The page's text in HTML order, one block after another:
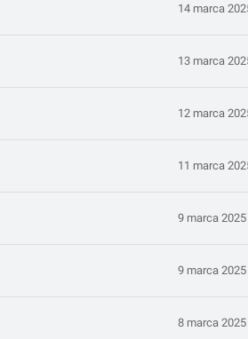
14 marca
13 marca
12 marca
11 marca
9 marca 2025
9 marca 2025
8 marca 2025